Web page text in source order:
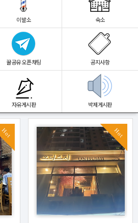
이발소 숙소
꿀공유 오픈채팅 공지사항
자유게시판 박제게시판
Hot Hot